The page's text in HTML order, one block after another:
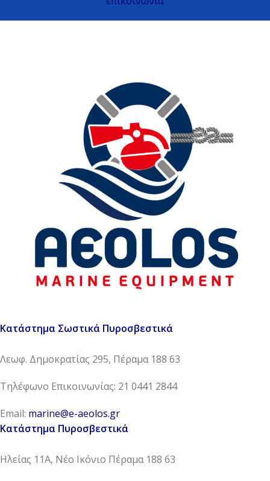
Κατάστημα Σωστικά Πυροσβεστικά
Λεωφ. Δημοκρατίας 295, Πέραμα 188 63
Τηλέφωνο Επικοινωνίας: 21 0441 2844
Email: marine@e-aeolos.gr
Κατάστημα Πυροσβεστικά
Ηλείας 11Α, Νέο Ικόνιο Πέραμα 188 63